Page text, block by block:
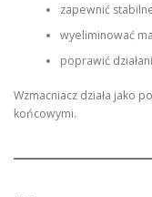
zapewnić
wyeliminować
poprawić
Wzmacniacz działa jako
końcowymi.